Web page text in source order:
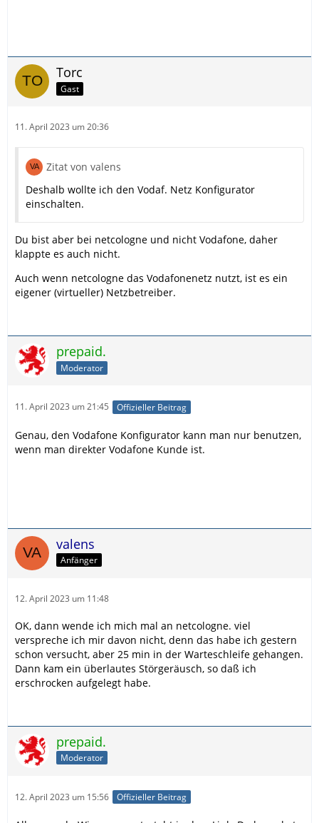
Torc
Gast
11. April 2023 um 20:36
Zitat von valens
Deshalb wollte ich den Vodaf. Netz Konfigurator
einschalten.
Du bist aber bei netcologne und nicht Vodafone, daher
klappte es auch nicht.
Auch wenn netcologne das Vodafonenetz nutzt, ist es ein
eigener (virtueller) Netzbetreiber.
prepaid.
Moderator
11. April 2023 um 21:45 Offizieller Beitrag
Genau, den Vodafone Konfigurator kann man nur benutzen,
wenn man direkter Vodafone Kunde ist.
valens
Anfänger
12. April 2023 um 11:48
OK, dann wende ich mich mal an netcologne. viel
verspreche ich mir davon nicht, denn das habe ich gestern
schon versucht, aber 25 min in der Warteschleife gehangen.
Dann kam ein überlautes Störgeräusch, so daß ich
erschrocken aufgelegt habe.
prepaid.
Moderator
12. April 2023 um 15:56 Offizieller Beitrag